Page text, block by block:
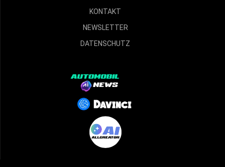
KONTAKT
NEWSLETTER
DATENSCHUTZ